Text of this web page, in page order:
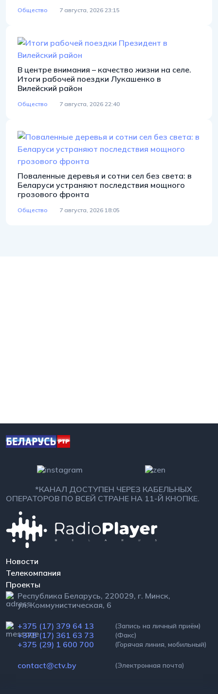
Общество 7 августа, 2026 23:15
В центре внимания – качество жизни на селе.
Итоги рабочей поездки Лукашенко в
Вилейский район
Общество 7 августа, 2026 22:40
Поваленные деревья и сотни сел без света: в
Беларуси устраняют последствия мощного
грозового фронта
Общество 7 августа, 2026 18:05
*КАНАЛ ДОСТУПЕН ЧЕРЕЗ КАБЕЛЬНЫХ
ОПЕРАТОРОВ ПО ВСЕЙ СТРАНЕ НА 11-Й КНОПКЕ.
Новости
Телекомпания
Проекты
Республика Беларусь, 220029, г. Минск,
ул. Коммунистическая, 6
+375 (17) 379 64 13 (Запись на личный приём)
+375 (17) 361 63 73 (Факс)
+375 (29) 1 600 700 (Горячая линия, мобильный)
contact@ctv.by (Электронная почта)